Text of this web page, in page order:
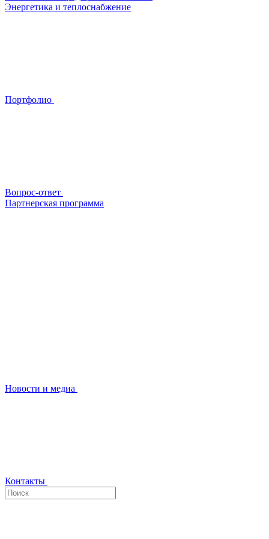
Энергетика и теплоснабжение
Портфолио
Вопрос-ответ
Партнерская программа
Новости и медиа
Контакты